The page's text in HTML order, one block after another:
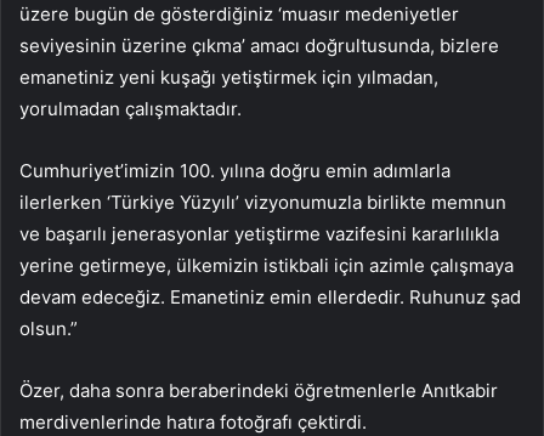
üzere bugün de gösterdiğiniz ‘muasır medeniyetler
seviyesinin üzerine çıkma’ amacı doğrultusunda, bizlere
emanetiniz yeni kuşağı yetiştirmek için yılmadan,
yorulmadan çalışmaktadır.
Cumhuriyet’imizin 100. yılına doğru emin adımlarla
ilerlerken ‘Türkiye Yüzyılı’ vizyonumuzla birlikte memnun
ve başarılı jenerasyonlar yetiştirme vazifesini kararlılıkla
yerine getirmeye, ülkemizin istikbali için azimle çalışmaya
devam edeceğiz. Emanetiniz emin ellerdedir. Ruhunuz şad
olsun.”​​​​​​​
Özer, daha sonra beraberindeki öğretmenlerle Anıtkabir
merdivenlerinde hatıra fotoğrafı çektirdi.